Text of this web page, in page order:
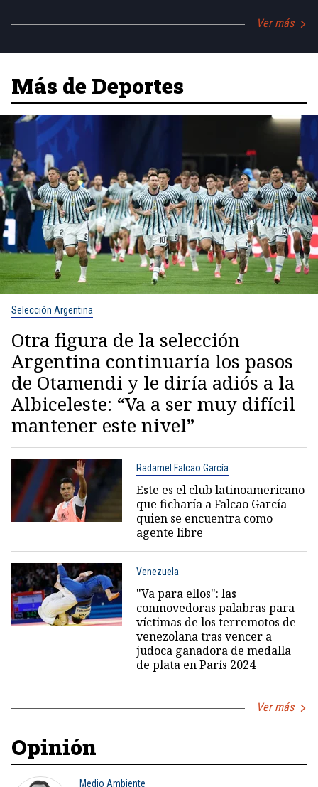
Ver más
Más de Deportes
Selección Argentina
Otra figura de la selección
Argentina continuaría los pasos
de Otamendi y le diría adiós a la
Albiceleste: “Va a ser muy difícil
mantener este nivel”
Radamel Falcao García
Este es el club latinoamericano
que ficharía a Falcao García
quien se encuentra como
agente libre
Venezuela
"Va para ellos": las
conmovedoras palabras para
víctimas de los terremotos de
venezolana tras vencer a
judoca ganadora de medalla
de plata en París 2024
Ver más
Opinión
Medio Ambiente